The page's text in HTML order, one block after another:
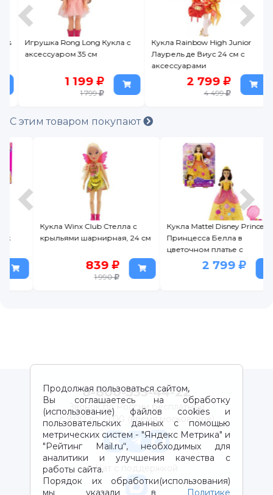
Игрушка Rong Long Кукла с
аксессуаром 35 см
1 199
1 799
Кукла Rainbow High Junior
Лаурель де Виус 24 см с
аксессуарами
2 799
4 499
С этим товаром покупают
Кукла Winx Club Стелла с
крыльями шарнирная, 24 см
839
Кукла Mattel Disney Princess
Принцесса Белла в
цветочном платье с
модными акс., 29 см
2 799
Продолжая пользоваться сайтом,
Вы соглашаетесь на обработку
(использование) файлов cookies и
пользовательских данных с помощью
метрических систем - "Яндекс Метрика" и
"Рейтинг Mail.ru“, необходимых для
аналитики и улучшения качества с
работы сайта.
Порядок их обработки(использования)
мы указали в
Политике
8-800-333-44-22
Звонок по России бесплатный
с 9:00 до 21:00 (время московское)
Чат с поддержкой